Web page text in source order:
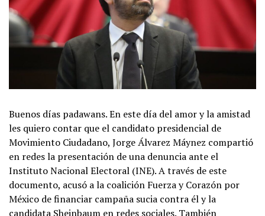
Buenos días padawans. En este día del amor y la amistad
les quiero contar que el candidato presidencial de
Movimiento Ciudadano, Jorge Álvarez Máynez compartió
en redes la presentación de una denuncia ante el
Instituto Nacional Electoral (INE). A través de este
documento, acusó a la coalición Fuerza y Corazón por
México de financiar campaña sucia contra él y la
candidata Sheinbaum en redes sociales. También